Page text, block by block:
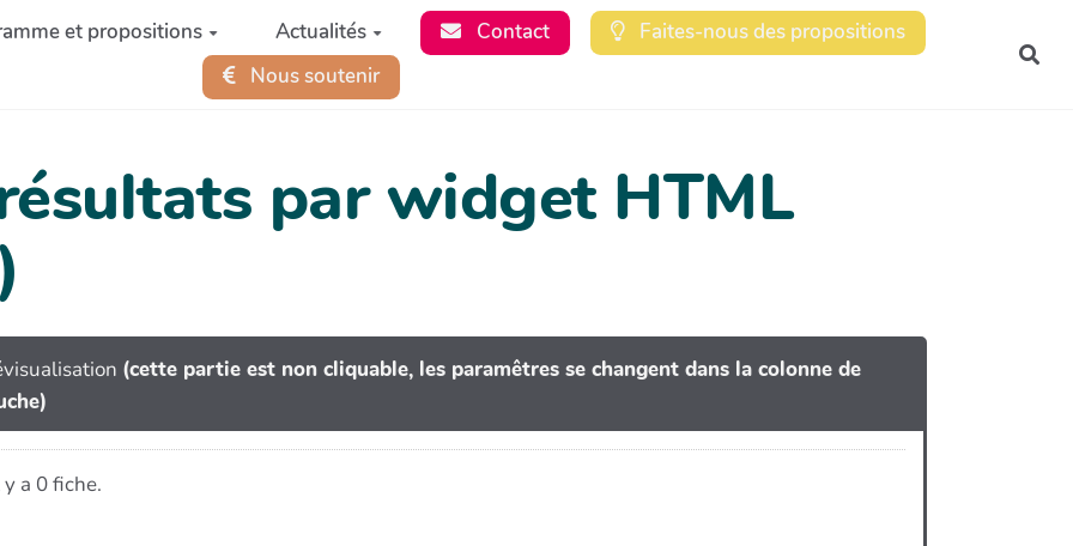
et propositions Actualités Contact
Faites-nous des propositions
Nous soutenir
par widget HTML
(cette partie est non cliquable, les paramêtres se changent dans la colonne de